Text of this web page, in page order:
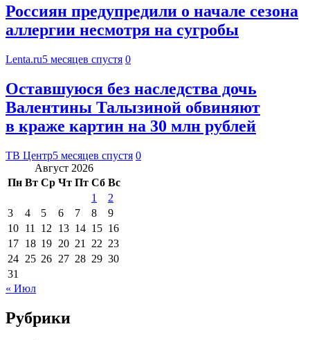
Россиян предупредили о начале сезона
аллергии несмотря на сугробы
Lenta.ru5 месяцев спустя 0
Оставшуюся без наследства дочь
Валентины Талызиной обвиняют
в краже картин на 30 млн рублей
ТВ Центр5 месяцев спустя 0
Август 2026
Пн Вт Ср Чт Пт Сб Вс
1
2
3
4 5 6 7 8
9
10 11 12 13 14 15 16
17 18 19 20 21 22 23
24 25 26 27 28 29 30
31
« Июл
Рубрики